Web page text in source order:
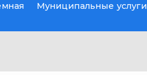
Муниципальные услуги